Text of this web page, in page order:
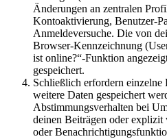
Änderungen an zentralen
Kontoaktivierung, Benutzer-
Anmeldeversuche. Die von
Browser-Kennzeichnung
ist online?“-Funktion
gespeichert.
Schließlich erfordern einzelne
weitere Daten gespeichert
Abstimmungsverhalten bei
deinen Beiträgen oder explizit
oder